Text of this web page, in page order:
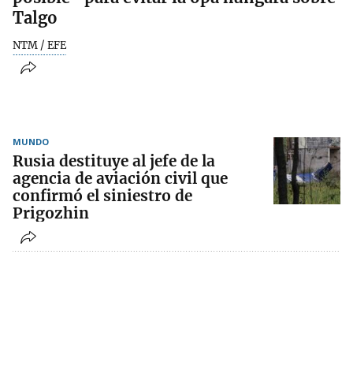
Talgo
NTM / EFE
MUNDO
Rusia destituye al jefe de la
agencia de aviación civil que
confirmó el siniestro de
Prigozhin